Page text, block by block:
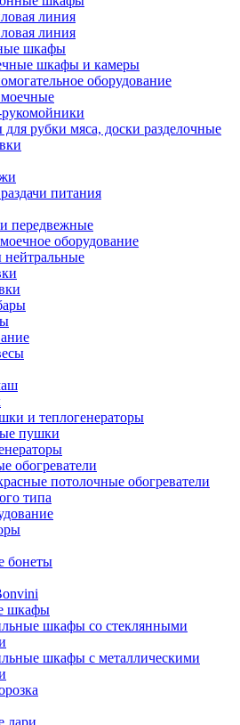
линия
линия
шкафы
шкафы и камеры
оборудование
рубки мяса, доски разделочные
питания
передвежные
оборудование
и теплогенераторы
пушки
обогреватели
потолочные обогреватели
типа
бонеты
шкафы
шкафы cо стеклянными
шкафы с металлическими
лари